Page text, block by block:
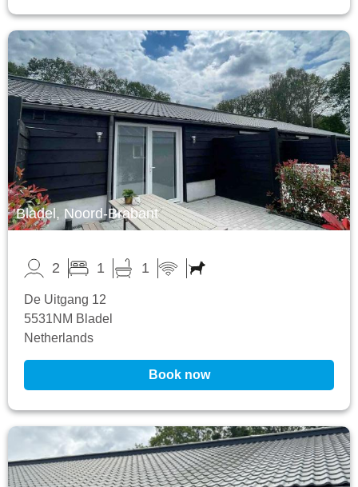
Bladel, Noord-Brabant
2 1 1
De Uitgang 12
5531NM Bladel
Netherlands
Book now